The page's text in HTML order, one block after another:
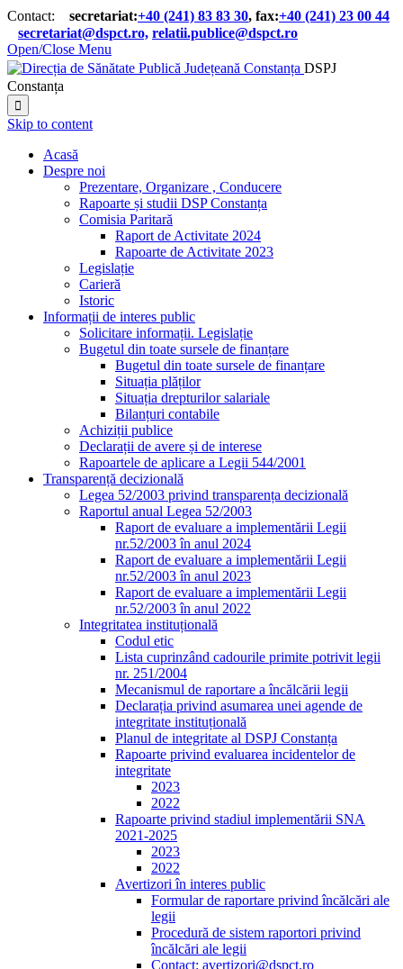
Contact: secretariat:+40 (241) 83 83 30, fax:+40 (241) 23 00 44
secretariat@dspct.ro, relatii.publice@dspct.ro
Open/Close Menu
DSPJ
Constanța

Skip to content
Acasă
Despre noi
Prezentare, Organizare , Conducere
Rapoarte și studii DSP Constanța
Comisia Paritară
Raport de Activitate 2024
Rapoarte de Activitate 2023
Legislație
Carieră
Istoric
Informații de interes public
Solicitare informații. Legislație
Bugetul din toate sursele de finanțare
Bugetul din toate sursele de finanțare
Situația plăților
Situația drepturilor salariale
Bilanțuri contabile
Achiziții publice
Declarații de avere și de interese
Rapoartele de aplicare a Legii 544/2001
Transparență decizională
Legea 52/2003 privind transparența decizională
Raportul anual Legea 52/2003
Raport de evaluare a implementării Legii
nr.52/2003 în anul 2024
Raport de evaluare a implementării Legii
nr.52/2003 în anul 2023
Raport de evaluare a implementării Legii
nr.52/2003 în anul 2022
Integritatea instituțională
Codul etic
Lista cuprinzând cadourile primite potrivit legii
nr. 251/2004
Mecanismul de raportare a încălcării legii
Declarația privind asumarea unei agende de
integritate instituțională
Planul de integritate al DSPJ Constanța
Rapoarte privind evaluarea incidentelor de
integritate
2023
2022
Rapoarte privind stadiul implementării SNA
2021-2025
2023
2022
Avertizori în interes public
Formular de raportare privind încălcări ale
legii
Procedură de sistem raportori privind
încălcări ale legii
Contact: avertizori@dspct.ro